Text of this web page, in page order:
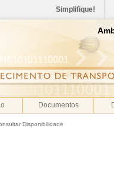
Simplifique!
Documentos
Disponibilidade